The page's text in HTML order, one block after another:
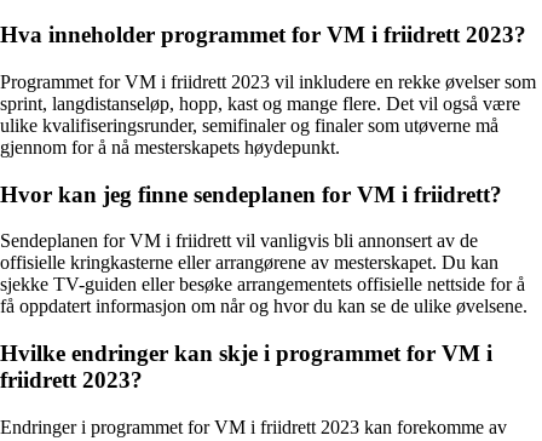
Hva inneholder programmet for VM i friidrett 2023?
Programmet for VM i friidrett 2023 vil inkludere en rekke øvelser som
sprint, langdistanseløp, hopp, kast og mange flere. Det vil også være
ulike kvalifiseringsrunder, semifinaler og finaler som utøverne må
gjennom for å nå mesterskapets høydepunkt.
Hvor kan jeg finne sendeplanen for VM i friidrett?
Sendeplanen for VM i friidrett vil vanligvis bli annonsert av de
offisielle kringkasterne eller arrangørene av mesterskapet. Du kan
sjekke TV-guiden eller besøke arrangementets offisielle nettside for å
få oppdatert informasjon om når og hvor du kan se de ulike øvelsene.
Hvilke endringer kan skje i programmet for VM i
friidrett 2023?
Endringer i programmet for VM i friidrett 2023 kan forekomme av